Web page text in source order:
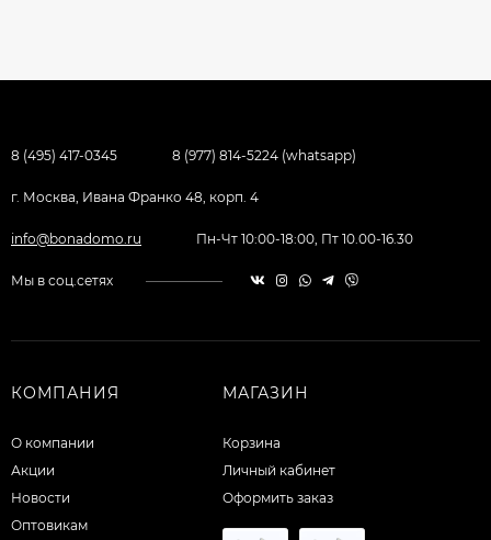
8 (495) 417-0345 8 (977) 814-5224 (whatsapp)
г. Москва, Ивана Франко 48, корп. 4
info@bonadomo.ru Пн-Чт 10:00-18:00, Пт 10.00-16.30
Мы в соц.сетях
КОМПАНИЯ
О компании
Акции
Новости
Оптовикам
МАГАЗИН
Корзина
Личный кабинет
Оформить заказ